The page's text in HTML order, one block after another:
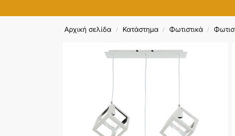
Αρχική σελίδα / Κατάστημα / Φωτιστικά /